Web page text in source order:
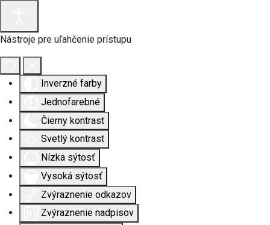
Nástroje pre uľahčenie prístupu
Inverzné farby
Jednofarebné
Čierny kontrast
Svetlý kontrast
Nízka sýtosť
Vysoká sýtosť
Zvýraznenie odkazov
Zvýraznenie nadpisov